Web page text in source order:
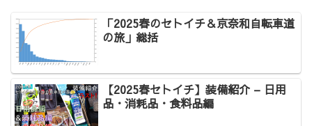
「2025春のセトイチ＆京奈和自転車道
の旅」総括
【2025春セトイチ】装備紹介 – 日用
品・消耗品・食料品編